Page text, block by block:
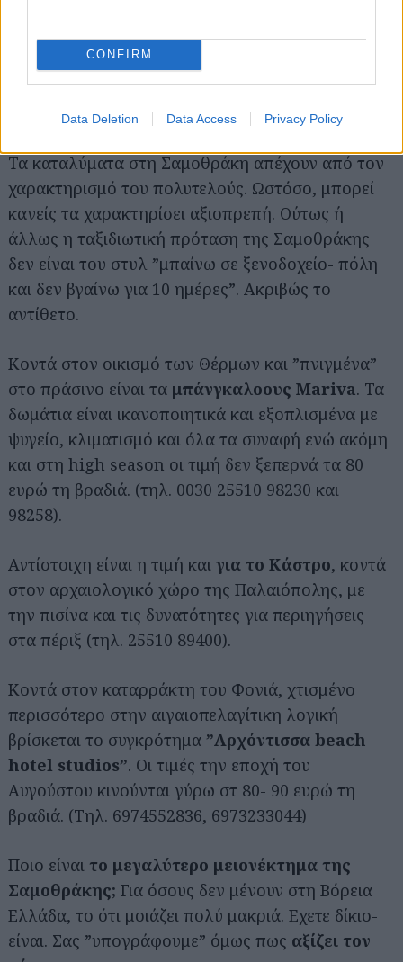
CONFIRM
Data Deletion Data Access Privacy Policy
μείνει έκπληκτη (;) απο το πόσες φωνές είναι
πρόθυμες να τη συνοδέψουν.
Διαμονή
Τα καταλύματα στη Σαμοθράκη απέχουν από τον
χαρακτηρισμό του πολυτελούς. Ωστόσο, μπορεί
κανείς τα χαρακτηρίσει αξιοπρεπή. Ούτως ή
άλλως η ταξιδιωτική πρόταση της Σαμοθράκης
δεν είναι του στυλ ”μπαίνω σε ξενοδοχείο- πόλη
και δεν βγαίνω για 10 ημέρες”. Ακριβώς το
αντίθετο.
Κοντά στον οικισμό των Θέρμων και ”πνιγμένα”
στο πράσινο είναι τα μπάνγκαλοους Mariva. Τα
δωμάτια είναι ικανοποιητικά και εξοπλισμένα με
ψυγείο, κλιματισμό και όλα τα συναφή ενώ ακόμη
και στη high season οι τιμή δεν ξεπερνά τα 80
ευρώ τη βραδιά. (τηλ. 0030 25510 98230 και
98258).
Αντίστοιχη είναι η τιμή και για το Κάστρο, κοντά
στον αρχαιολογικό χώρο της Παλαιόπολης, με
την πισίνα και τις δυνατότητες για περιηγήσεις
στα πέριξ (τηλ. 25510 89400).
Κοντά στον καταρράκτη του Φονιά, χτισμένο
περισσότερο στην αιγαιοπελαγίτικη λογική
βρίσκεται το συγκρότημα ”Αρχόντισσα beach
hotel studios”. Οι τιμές την εποχή του
Αυγούστου κινούνται γύρω στ 80- 90 ευρώ τη
βραδιά. (Τηλ. 6974552836, 6973233044)
Ποιο είναι το μεγαλύτερο μειονέκτημα της
Σαμοθράκης; Για όσους δεν μένουν στη Βόρεια
Ελλάδα, το ότι μοιάζει πολύ μακριά. Εχετε δίκιο-
είναι. Σας ”υπογράφουμε” όμως πως αξίζει τον